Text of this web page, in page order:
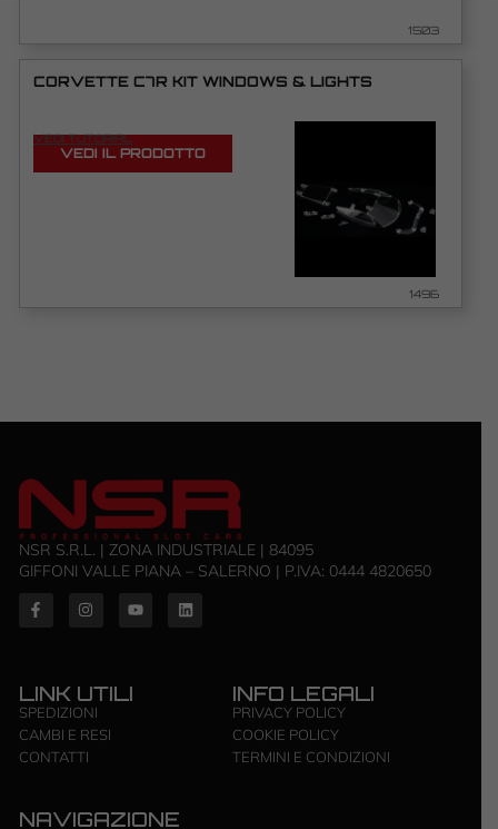
1503
CORVETTE C7R KIT WINDOWS & LIGHTS
VEDI TUTORIAL
VEDI IL PRODOTTO
1496
NSR S.R.L. | ZONA INDUSTRIALE | 84095
GIFFONI VALLE PIANA – SALERNO | P.IVA: ‭0444 4820650‬
LINK UTILI
SPEDIZIONI
CAMBI E RESI
CONTATTI
INFO LEGALI
PRIVACY POLICY
COOKIE POLICY
TERMINI E CONDIZIONI
NAVIGAZIONE